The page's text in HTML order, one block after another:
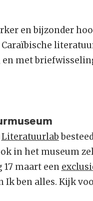
en bijzonder
met
Literatuurlab
in het museum
17 maart een
Ik ben alles. Kijk